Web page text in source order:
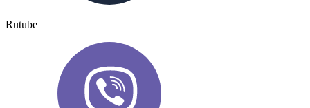
Rutube